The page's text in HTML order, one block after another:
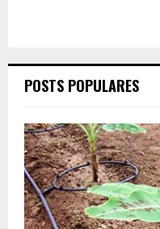
POSTS POPULARES